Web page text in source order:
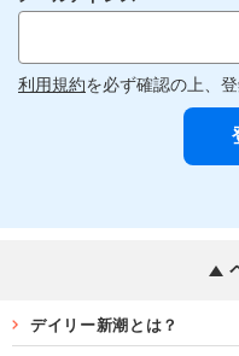
利用規約を必ず確認の上、
デイリー新潮とは？